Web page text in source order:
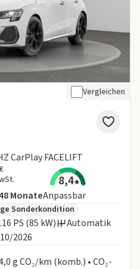
Vergleichen
CarPlay FACELIFT
8,4
MonateAnpassbar
Sonderkondition
PS (85 kW)
Automatik
2026
g CO₂/km (komb.) • CO₂-